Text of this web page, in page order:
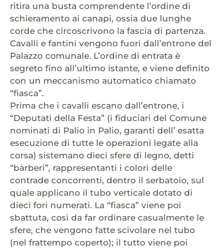
ritira una busta comprendente l’ordine di
schieramento ai canapi, ossia due lunghe
corde che circoscrivono la fascia di partenza.
Cavalli e fantini vengono fuori dall’entrone del
Palazzo comunale. L’ordine di entrata è
segreto fino all’ultimo istante, e viene definito
con un meccanismo automatico chiamato
“fiasca”.
Prima che i cavalli escano dall’entrone, i
“Deputati della Festa” (i fiduciari del Comune
nominati di Palio in Palio, garanti dell’ esatta
esecuzione di tutte le operazioni legate alla
corsa) sistemano dieci sfere di legno, detti
“bàrberi”, rappresentanti i colori delle
contrade concorrenti, dentro il serbatoio, sul
quale applicano il tubo verticale dotato di
dieci fori numerati. La “fiasca” viene poi
sbattuta, così da far ordinare casualmente le
sfere, che vengono fatte scivolare nel tubo
(nel frattempo coperto); il tutto viene poi